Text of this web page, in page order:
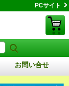
PCサイト
お問い合せ